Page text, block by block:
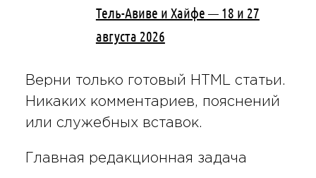
Тель-Авиве и Хайфе — 18 и 27
августа 2026
Верни только готовый HTML статьи.
Никаких комментариев, пояснений
или служебных вставок.
Главная редакционная задача